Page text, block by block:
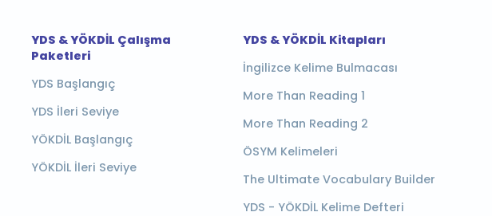
YDS & YÖKDİL Çalışma
Paketleri
YDS Başlangıç
YDS İleri Seviye
YÖKDİL Başlangıç
YÖKDİL İleri Seviye
YDS & YÖKDİL Kitapları
İngilizce Kelime Bulmacası
More Than Reading 1
More Than Reading 2
ÖSYM Kelimeleri
The Ultimate Vocabulary Builder
YDS - YÖKDİL Kelime Defteri